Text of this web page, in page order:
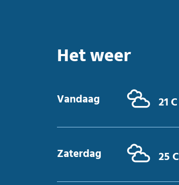
Het weer
Vandaag 21 C
Zaterdag 25 C